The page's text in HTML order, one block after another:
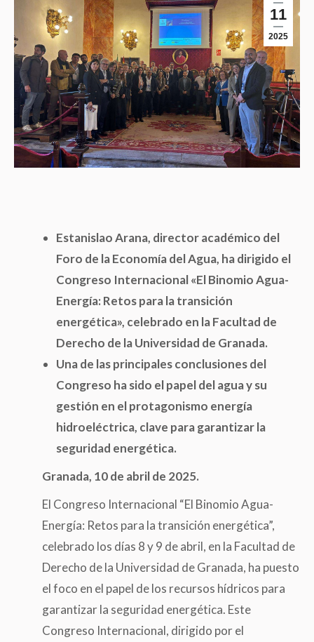
11
2025
Estanislao Arana, director académico del
Foro de la Economía del Agua, ha dirigido el
Congreso Internacional «El Binomio Agua-
Energía: Retos para la transición
energética», celebrado en la Facultad de
Derecho de la Universidad de Granada.
Una de las principales conclusiones del
Congreso ha sido el papel del agua y su
gestión en el protagonismo energía
hidroeléctrica, clave para garantizar la
seguridad energética.
Granada, 10 de abril de 2025.
El Congreso Internacional “El Binomio Agua-
Energía: Retos para la transición energética”,
celebrado los días 8 y 9 de abril, en la Facultad de
Derecho de la Universidad de Granada, ha puesto
el foco en el papel de los recursos hídricos para
garantizar la seguridad energética. Este
Congreso Internacional, dirigido por el